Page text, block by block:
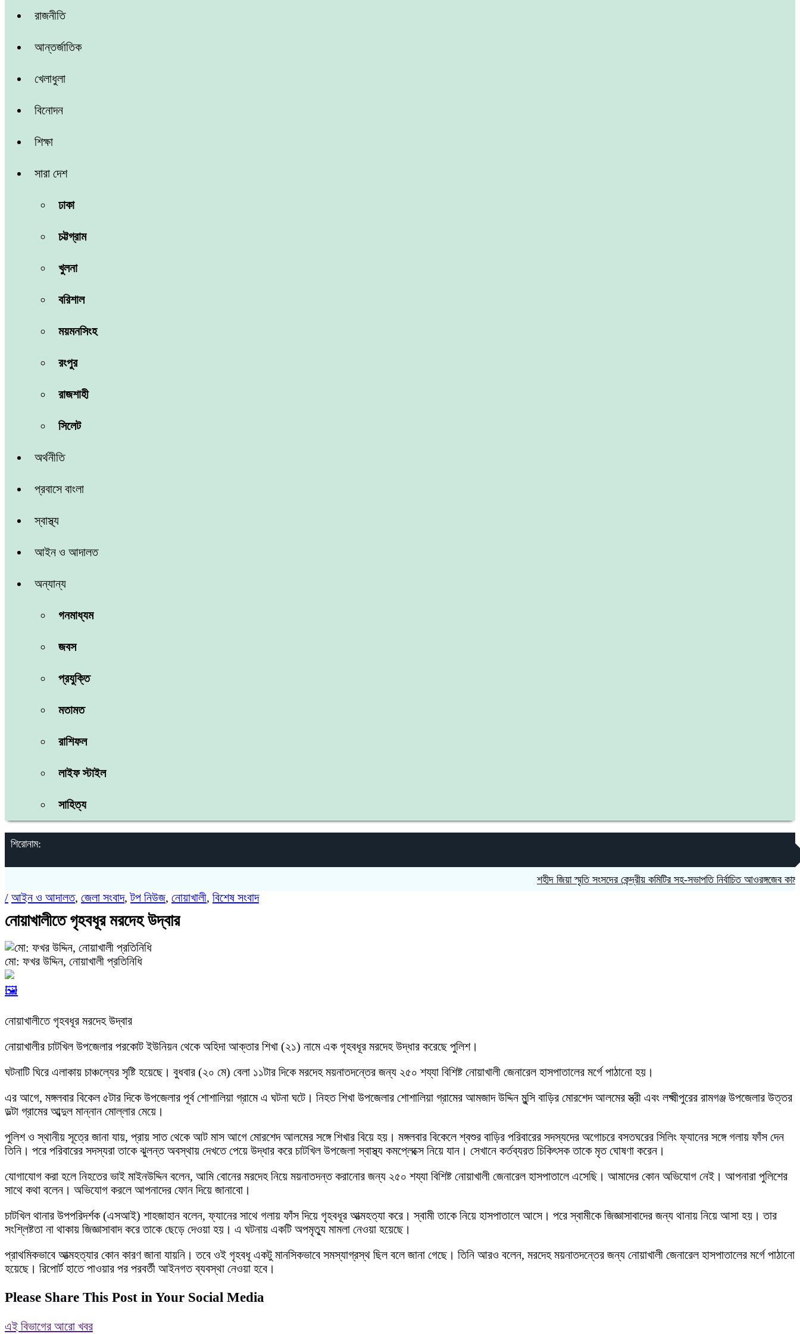
রাজনীতি
আন্তর্জাতিক
খেলাধুলা
বিনোদন
শিক্ষা
সারা দেশ
ঢাকা
চট্টগ্রাম
খুলনা
বরিশাল
ময়মনসিংহ
রংপুর
রাজশাহী
সিলেট
অর্থনীতি
প্রবাসে বাংলা
স্বাস্থ্য
আইন ও আদালত
অন্যান্য
গনমাধ্যম
জবস
প্রযুক্তি
মতামত
রাশিফল
লাইফ স্টাইল
সাহিত্য
শিরোনাম:
শহীদ জিয়া স্মৃতি সংসদের কেন্দ্রীয় কমিটির সহ-সভাপতি নির্বাচিত আওরঙ্গজেব কামাল
/ আইন ও আদালত, জেলা সংবাদ,টপ নিউজ, নোয়াখালী, বিশেষ সংবাদ
নোয়াখালীতে গৃহবধূর মরদেহ উদ্বার
মো: ফখর উদ্দিন, নোয়াখালী প্রতিনিধি
🖼️
নোয়াখালীতে গৃহবধূর মরদেহ উদ্বার
নোয়াখালীর চাটখিল উপজেলার পরকোট ইউনিয়ন থেকে অহিদা আক্তার শিখা (২১) নামে এক গৃহবধূর মরদেহ উদ্ধার করেছে পুলিশ।
ঘটনাটি ঘিরে এলাকায় চাঞ্চল্যের সৃষ্টি হয়েছে। বুধবার (২০ মে) বেলা ১১টার দিকে মরদেহ ময়নাতদন্তের জন্য ২৫০ শয্যা বিশিষ্ট নোয়াখালী জেনারেল হাসপাতালের মর্গে পাঠানো হয়।
এর আগে, মঙ্গলবার বিকেল ৫টার দিকে উপজেলার পূর্ব শোশালিয়া গ্রামে এ ঘটনা ঘটে। নিহত শিখা উপজেলার শোশালিয়া গ্রামের আমজাদ উদ্দিন মুন্সি বাড়ির মোরশেদ আলমের স্ত্রী এবং লক্ষ্মীপুরের রামগঞ্জ উপজেলার উত্তর
ডল্টা গ্রামের আব্দুল মান্নান মোল্লার মেয়ে।
পুলিশ ও স্থানীয় সূত্রে জানা যায়, প্রায় সাত থেকে আট মাস আগে মোরশেদ আলমের সঙ্গে শিখার বিয়ে হয়। মঙ্গলবার বিকেলে শ্বশুর বাড়ির পরিবারের সদস্যদের অগোচরে বসতঘরের সিলিং ফ্যানের সঙ্গে গলায় ফাঁস দেন
তিনি। পরে পরিবারের সদস্যরা তাকে ঝুলন্ত অবস্থায় দেখতে পেয়ে উদ্ধার করে চাটখিল উপজেলা স্বাস্থ্য কমপ্লেক্সে নিয়ে যান। সেখানে কর্তব্যরত চিকিৎসক তাকে মৃত ঘোষণা করেন।
যোগাযোগ করা হলে নিহতের ভাই মাইনউদ্দিন বলেন, আমি বোনের মরদেহ নিয়ে ময়নাতদন্ত করানোর জন্য ২৫০ শয্যা বিশিষ্ট নোয়াখালী জেনারেল হাসপাতালে এসেছি। আমাদের কোন অভিযোগ নেই। আপনারা পুলিশের
সাথে কথা বলেন। অভিযোগ করলে আপনাদের ফোন দিয়ে জানাবো।
চাটখিল থানার উপপরিদর্শক (এসআই) শাহজাহান বলেন, ফ্যানের সাথে গলায় ফাঁস দিয়ে গৃহবধূর আত্মহত্যা করে। স্বামী তাকে নিয়ে হাসপাতালে আসে। পরে স্বামীকে জিজ্ঞাসাবাদের জন্য থানায় নিয়ে আসা হয়। তার
সংশ্লিষ্টতা না থাকায় জিজ্ঞাসাবাদ করে তাকে ছেড়ে দেওয়া হয়। এ ঘটনায় একটি অপমৃত্যু মামলা নেওয়া হয়েছে।
প্রাথমিকভাবে আত্মহত্যার কোন কারণ জানা যায়নি। তবে ওই গৃহবধূ একটু মানসিকভাবে সমস্যাগ্রস্থ ছিল বলে জানা গেছে। তিনি আরও বলেন, মরদেহ ময়নাতদন্তের জন্য নোয়াখালী জেনারেল হাসপাতালের মর্গে পাঠানো
হয়েছে। রিপোর্ট হাতে পাওয়ার পর পরবর্তী আইনগত ব্যবস্থা নেওয়া হবে।
Please Share This Post in Your Social Media
এই বিভাগের আরো খবর